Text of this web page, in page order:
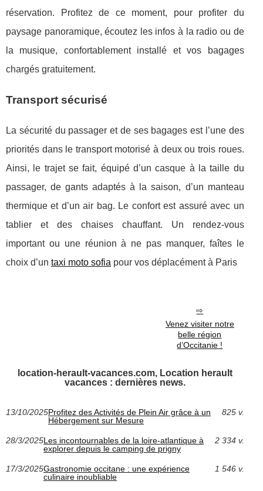
réservation. Profitez de ce moment, pour profiter du
paysage panoramique, écoutez les infos à la radio ou de
la musique, confortablement installé et vos bagages
chargés gratuitement.
Transport sécurisé
La sécurité du passager et de ses bagages est l’une des
priorités dans le transport motorisé à deux ou trois roues.
Ainsi, le trajet se fait, équipé d’un casque à la taille du
passager, de gants adaptés à la saison, d’un manteau
thermique et d’un air bag. Le confort est assuré avec un
tablier et des chaises chauffant. Un rendez-vous
important ou une réunion à ne pas manquer, faîtes le
choix d’un taxi moto sofia pour vos déplacément à Paris
Venez visiter notre
belle région
d’Occitanie !
location-herault-vacances.com, Location herault
vacances : dernières news.
13/10/2025Profitez des Activités de Plein Air grâce à un
Hébergement sur Mesure
825 v.
28/3/2025Les incontournables de la loire-atlantique à
explorer depuis le camping de prigny
2 334 v.
17/3/2025Gastronomie occitane : une expérience
culinaire inoubliable
1 546 v.